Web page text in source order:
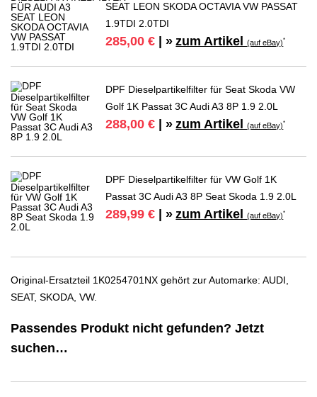
SEAT LEON SKODA OCTAVIA VW PASSAT
1.9TDI 2.0TDI
285,00 € | » zum Artikel(auf eBay)*
DPF Dieselpartikelfilter für Seat Skoda VW
Golf 1K Passat 3C Audi A3 8P 1.9 2.0L
288,00 € | » zum Artikel(auf eBay)*
DPF Dieselpartikelfilter für VW Golf 1K
Passat 3C Audi A3 8P Seat Skoda 1.9 2.0L
289,99 € | » zum Artikel(auf eBay)*
Original-Ersatzteil 1K0254701NX gehört zur Automarke: AUDI,
SEAT, SKODA, VW.
Passendes Produkt nicht gefunden? Jetzt
suchen…